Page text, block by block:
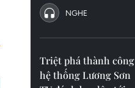
NGHE
Triệt phá thành công
hệ thống Lương Sơn